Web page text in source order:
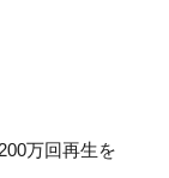
万回再生を